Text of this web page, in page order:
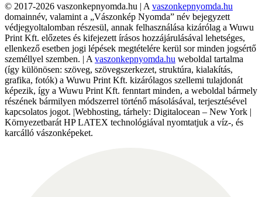
© 2017-2026 vaszonkepnyomda.hu | A vaszonkepnyomda.hu
domainnév, valamint a „Vászonkép Nyomda” név bejegyzett
védjegyoltalomban részesül, annak felhasználása kizárólag a Wuwu
Print Kft. előzetes és kifejezett írásos hozzájárulásával lehetséges,
ellenkező esetben jogi lépések megtételére kerül sor minden jogsértő
személlyel szemben. | A vaszonkepnyomda.hu weboldal tartalma
(így különösen: szöveg, szövegszerkezet, struktúra, kialakítás,
grafika, fotók) a Wuwu Print Kft. kizárólagos szellemi tulajdonát
képezik, így a Wuwu Print Kft. fenntart minden, a weboldal bármely
részének bármilyen módszerrel történő másolásával, terjesztésével
kapcsolatos jogot. |Webhosting, tárhely: Digitalocean – New York |
Környezetbarát HP LATEX technológiával nyomtatjuk a víz-, és
karcálló vászonképeket.